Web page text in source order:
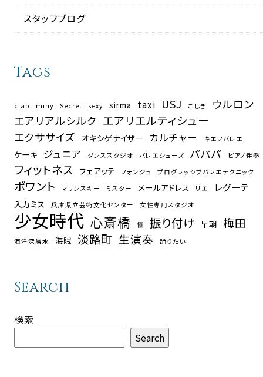
スタッフブログ
Tags
clap miny Secret sexy sirma taxi USJ こしき
ウルロン
エアリアルシルク エアリエルティシュー
エクササイズ オキシゲナイザー カルチャー キエフバレエ
ケーキ ジュニア ダンススタジオ バレエシューズ パパパ ピアノ伴奏
フィットネス フェアッテ フォンジュ プログレッシブバレエテクニック
ポワント マリンスキー ミスター メールアドレス リエ レグーテ
入力ミス 兵庫県立芸術文化センター 女性専用スタジオ
少女時代 心斎橋 恒 振り付け 早朝 梅田
海洋深層水 海賊 淡路町 生演奏 踊りたい
Search
検索
Search